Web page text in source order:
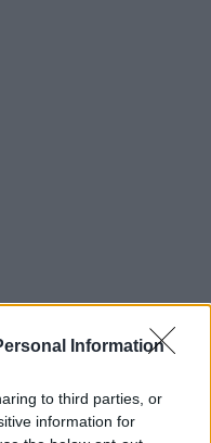
Information
to third parties, or
information for